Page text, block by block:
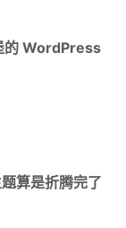
的 WordPress
算是折腾完了